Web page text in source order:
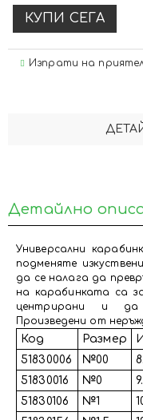
Изпрати на
Детайлно
Универсални
подменяте
да се налага да
на карабинката са
центрирани и да
Произведени от
Код Размер
51830006
№00
51830016
№0
51830106
№1